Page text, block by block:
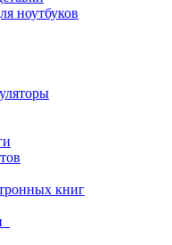
ноутбуков
книг